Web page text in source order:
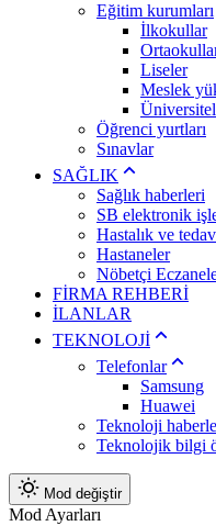
Eğitim kurumları
İlkokullar
Liseler
Meslek
Öğrenci yurtları
Sınavlar
SAĞLIK
Sağlık haberleri
SB elektronik
Hastalık ve
Hastaneler
Nöbetçi
FİRMA REHBERİ
İLANLAR
TEKNOLOJİ
Telefonlar
Samsung
Huawei
Teknoloji
Teknolojik bilgi
Mod değiştir
Mod Ayarları